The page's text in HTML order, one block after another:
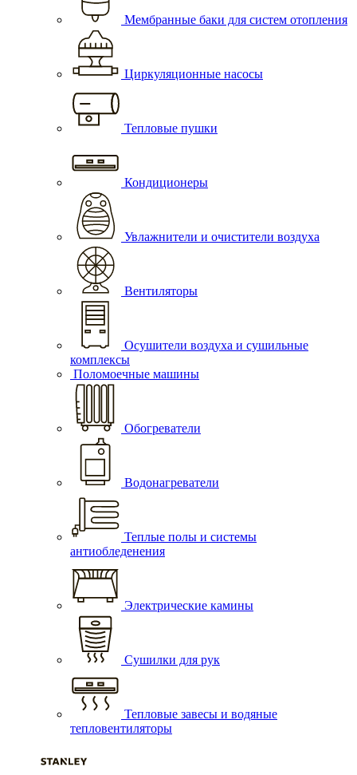
Мембранные баки для систем отопления
Циркуляционные насосы
Тепловые пушки
Кондиционеры
Увлажнители и очистители воздуха
Вентиляторы
Осушители воздуха и сушильные
комплексы
Поломоечные машины
Обогреватели
Водонагреватели
Теплые полы и системы
антиобледенения
Электрические камины
Сушилки для рук
Тепловые завесы и водяные
тепловентиляторы